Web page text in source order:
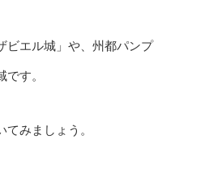
ビエル城」や、州都パンプ
す。
みましょう。